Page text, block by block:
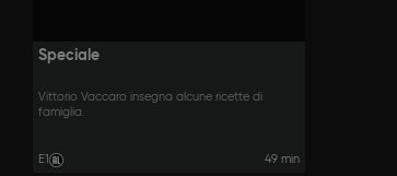
Speciale
Vittorio Vaccaro insegna alcune ricette di
famiglia.
E1 49 min